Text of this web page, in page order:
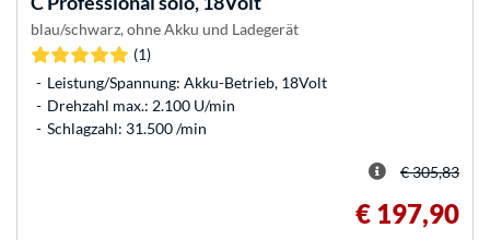
blau/schwarz, ohne Akku und Ladegerät
(1)
Leistung/Spannung: Akku-Betrieb, 18Volt
Drehzahl max.: 2.100 U/min
Schlagzahl: 31.500 /min
€ 305,83
€ 197,90